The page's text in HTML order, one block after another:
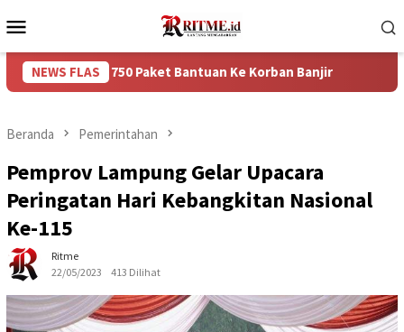
ke
Mobile
NEWS FLAS
750 Paket Bantuan Ke Korban Banjir Puncak Arus
Beranda Pemerintahan
Pemprov Lampung Gelar Upacara
Peringatan Hari Kebangkitan Nasional
Ke-115
Ritme
22/05/2023
413 Dilihat